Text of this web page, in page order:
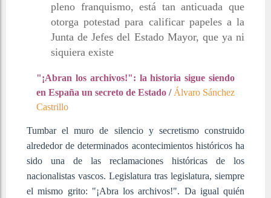
pleno franquismo, está tan anticuada que
otorga potestad para calificar papeles a la
Junta de Jefes del Estado Mayor, que ya ni
siquiera existe
"¡Abran los archivos!": la historia sigue siendo
en España un secreto de Estado / Álvaro Sánchez
Castrillo
Tumbar el muro de silencio y secretismo construido
alrededor de determinados acontecimientos históricos ha
sido una de las reclamaciones históricas de los
nacionalistas vascos. Legislatura tras legislatura, siempre
el mismo grito: "¡Abra los archivos!". Da igual quién